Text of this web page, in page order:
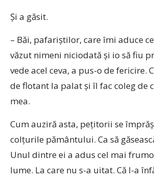
Și a găsit.
– Băi, pafariștilor, care îmi aduce
văzut nimeni niciodată și io să fiu
vede acel ceva, a pus-o de fericire.
de flotant la palat și îl fac coleg de
mea.
Cum auziră asta, pețitorii se
colțurile pământului. Ca să
Unul dintre ei a adus cel mai
lume. La care nu s-a uitat. Că l-a